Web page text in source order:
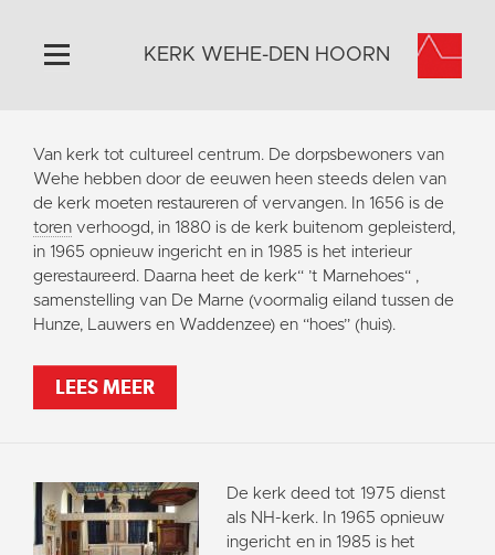
Home
Algemeen
Historie
Omgeving
Activiteiten
Steun ons
Contact
Vaktaal
KERK WEHE-DEN HOORN
Van kerk tot cultureel centrum. De dorpsbewoners van
Wehe hebben door de eeuwen heen steeds delen van
de kerk moeten restaureren of vervangen. In 1656 is de
toren verhoogd, in 1880 is de kerk buitenom gepleisterd,
in 1965 opnieuw ingericht en in 1985 is het interieur
gerestaureerd. Daarna heet de kerk“ ’t Marnehoes“ ,
samenstelling van De Marne (voormalig eiland tussen de
Hunze, Lauwers en Waddenzee) en “hoes” (huis).
LEES MEER
De kerk deed tot 1975 dienst
als NH-kerk. In 1965 opnieuw
ingericht en in 1985 is het